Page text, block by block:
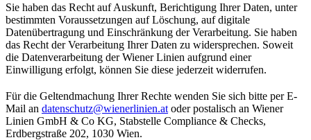
Sie haben das Recht auf Auskunft, Berichtigung Ihrer Daten, unter
bestimmten Voraussetzungen auf Löschung, auf digitale
Datenübertragung und Einschränkung der Verarbeitung. Sie haben
das Recht der Verarbeitung Ihrer Daten zu widersprechen. Soweit
die Datenverarbeitung der Wiener Linien aufgrund einer
Einwilligung erfolgt, können Sie diese jederzeit widerrufen.
Für die Geltendmachung Ihrer Rechte wenden Sie sich bitte per E-
Mail an datenschutz@wienerlinien.at oder postalisch an Wiener
Linien GmbH & Co KG, Stabstelle Compliance & Checks,
Erdbergstraße 202, 1030 Wien.